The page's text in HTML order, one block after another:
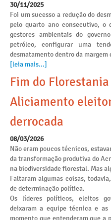
30/11/2025
Foi um sucesso a redução do
pelo quarto ano consecutivo,
gestores ambientais do
petróleo, configurar uma
desmatamento dentro da margem
[leia mais...]
Fim do
Aliciamento
derrocada
08/03/2026
Não eram poucos técnicos,
da transformação produtiva do
na biodiversidade florestal. Mas
Faltaram algumas coisas,
de determinação política.
Os líderes políticos, eleitos
deixaram a equipe técnica e
momento que entenderam que a